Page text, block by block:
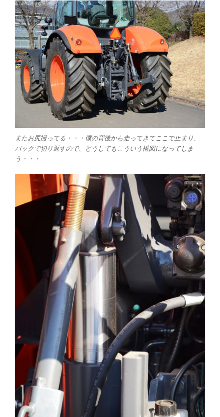
またお尻撮ってる・・・僕の背後から走ってきてここで止まり、
バックで切り返すので、どうしてもこういう構図になってしま
う・・・